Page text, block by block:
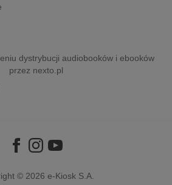
dystrybucji audiobooków i ebooków
przez nexto.pl
© 2026 e-Kiosk S.A.